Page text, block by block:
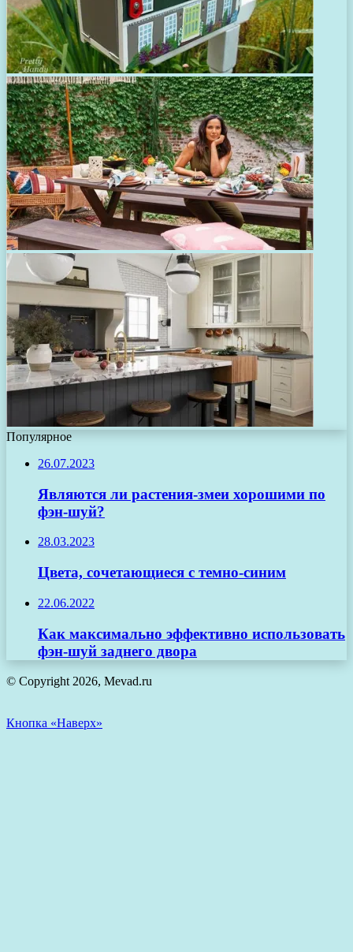
Популярное
26.07.2023
Являются ли растения-змеи хорошими по
фэн-шуй?
28.03.2023
Цвета, сочетающиеся с темно-синим
22.06.2022
Как максимально эффективно использовать
фэн-шуй заднего двора
© Copyright 2026, Mevad.ru
Кнопка «Наверх»